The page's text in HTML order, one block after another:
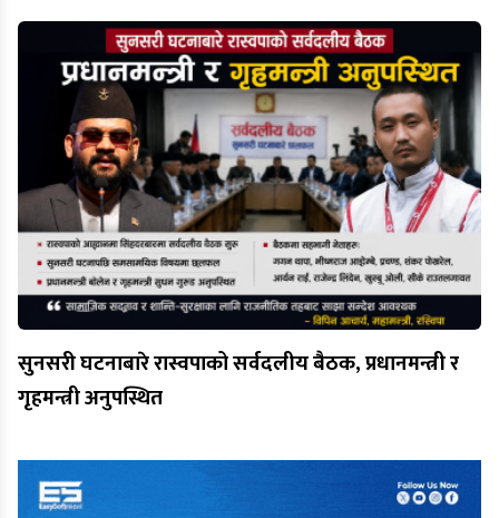
सुनसरी घटनाबारे रास्वपाको सर्वदलीय बैठक, प्रधानमन्त्री र
गृहमन्त्री अनुपस्थित